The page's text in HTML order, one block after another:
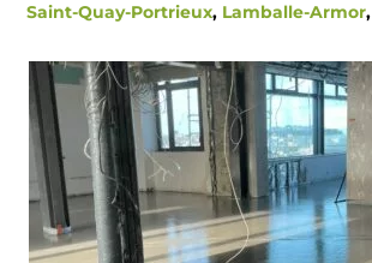
Saint-Quay-Portrieux, Lamballe-Armor,